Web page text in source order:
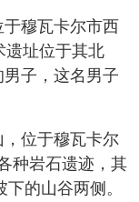
穆瓦卡尔市西
遗址位于其北
子，这名男子
位于穆瓦卡尔
种岩石遗迹，其
的山谷两侧。